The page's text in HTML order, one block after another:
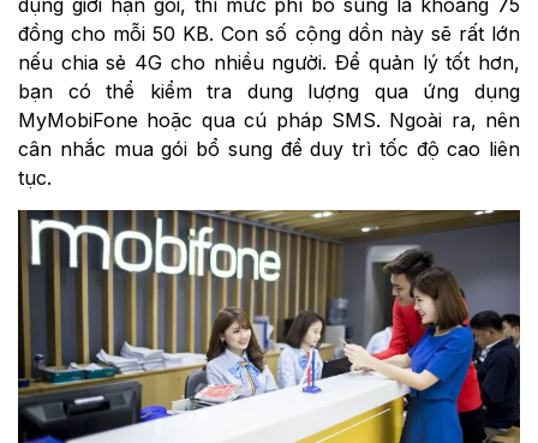
dụng giới hạn gói, thì mức phí bổ sung là khoảng 75
đồng cho mỗi 50 KB. Con số cộng dồn này sẽ rất lớn
nếu chia sẻ 4G cho nhiều người. Để quản lý tốt hơn,
bạn có thể kiểm tra dung lượng qua ứng dụng
MyMobiFone hoặc qua cú pháp SMS. Ngoài ra, nên
cân nhắc mua gói bổ sung để duy trì tốc độ cao liên
tục.